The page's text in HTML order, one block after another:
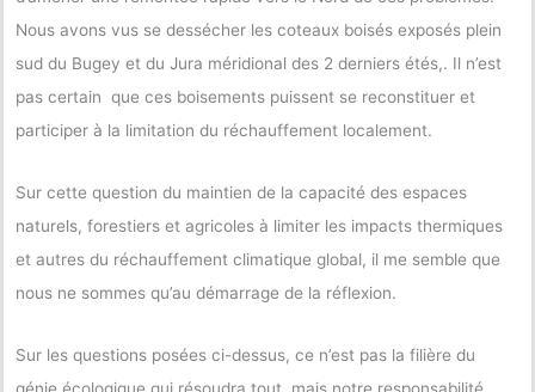
Nous avons vus se dessécher les coteaux boisés exposés plein
sud du Bugey et du Jura méridional des 2 derniers étés,. Il n’est
pas certain que ces boisements puissent se reconstituer et
participer à la limitation du réchauffement localement.
Sur cette question du maintien de la capacité des espaces
naturels, forestiers et agricoles à limiter les impacts thermiques
et autres du réchauffement climatique global, il me semble que
nous ne sommes qu’au démarrage de la réflexion.
Sur les questions posées ci-dessus, ce n’est pas la filière du